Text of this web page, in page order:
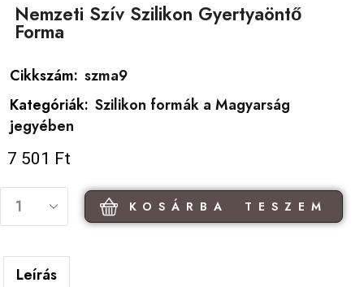
Nemzeti Szív Szilikon Gyertyaöntő
Forma
Cikkszám: szma9
Kategóriák: Szilikon formák a Magyarság
jegyében
7 501 Ft
KOSÁRBA TESZEM
Leírás